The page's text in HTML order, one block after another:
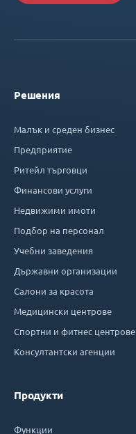
Решения
Малък и среден бизнес
Предприятие
Ритейл търговци
Финансови услуги
Недвижими имоти
Подбор на персонал
Учебни заведения
Държавни организации
Салони за красота
Медицински центрове
Спортни и фитнес центрове
Консултантски агенции
Продукти
Функции